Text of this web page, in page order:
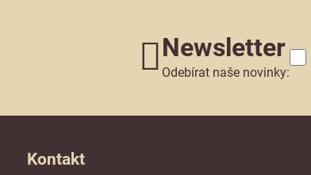
Newsletter
Odebírat naše novinky:
Kontakt